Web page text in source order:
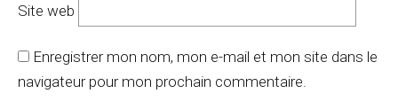
Site web
Enregistrer mon nom, mon e-mail et mon site dans le
navigateur pour mon prochain commentaire.